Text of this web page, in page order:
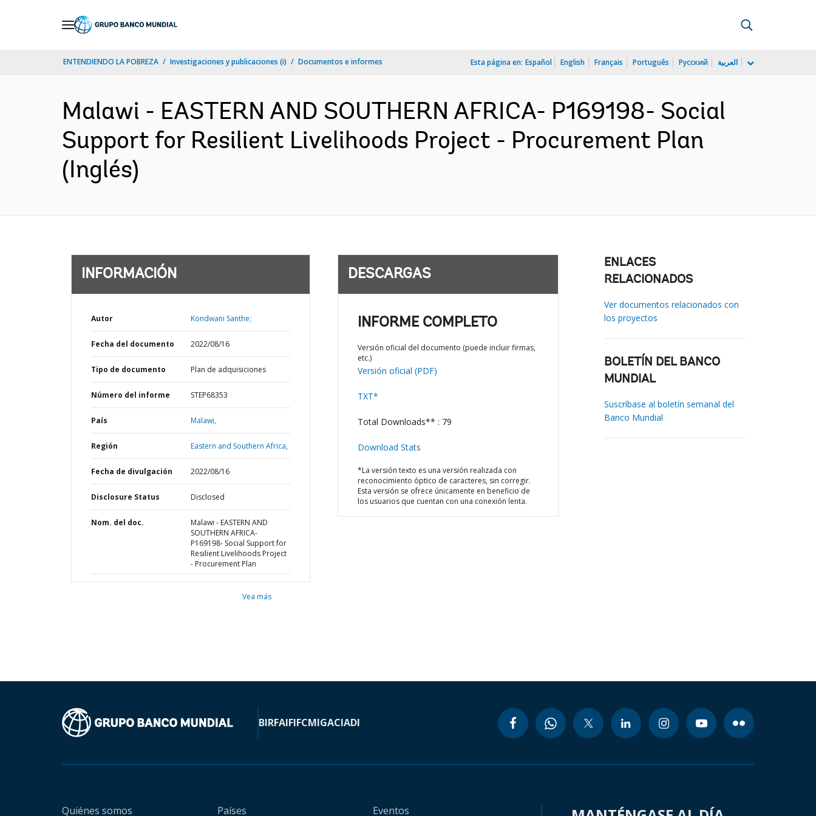
ENTENDIENDO LA POBREZA Investigaciones y publicaciones (i) Documentos e informes Esta página en: Español English Français Português Русский العربية
Malawi - EASTERN AND SOUTHERN AFRICA- P169198- Social
Support for Resilient Livelihoods Project - Procurement Plan
(Inglés)
INFORMACIÓN
Autor Kondwani Santhe;
Fecha del documento 2022/08/16
Tipo de documento Plan de adquisiciones
Número del informe STEP68353
País Malawi,
Región Eastern and Southern Africa,
Fecha de divulgación 2022/08/16
Disclosure Status Disclosed
Nom. del doc.
Malawi - EASTERN AND
SOUTHERN AFRICA-
P169198- Social Support for
Resilient Livelihoods Project
- Procurement Plan
Vea más
DESCARGAS
INFORME COMPLETO
Versión oficial del documento (puede incluir firmas,
etc.)
Versión oficial (PDF)
TXT*
Total Downloads** : 79
Download Stats
*La versión texto es una versión realizada con
reconocimiento óptico de caracteres, sin corregir.
Esta versión se ofrece únicamente en beneficio de
los usuarios que cuentan con una conexión lenta.
ENLACES
RELACIONADOS
Ver documentos relacionados con
los proyectos
BOLETÍN DEL BANCO
MUNDIAL
Suscríbase al boletín semanal del
Banco Mundial
BIRFAIFIFCMIGACIADI
Quiénes somos Países Eventos